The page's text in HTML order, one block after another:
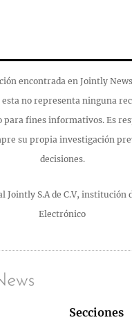
encontrada en Jointly News
no representa ninguna
para fines informativos. Es
su propia investigación
decisiones.
S.A de C.V, institución
Electrónico
Secciones